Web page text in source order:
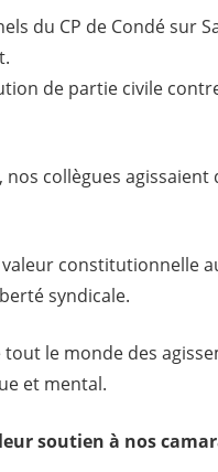
du CP de Condé sur
de partie civile
collègues agissaient
constitutionnelle
syndicale.
le monde des
et mental.
leur soutien à nos